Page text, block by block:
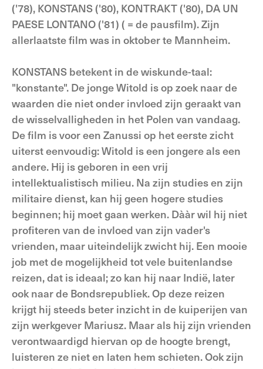
('78), KONSTANS ('80), KONTRAKT ('80), DA UN
PAESE LONTANO ('81) ( = de pausfilm). Zijn
allerlaatste film was in oktober te Mannheim.
KONSTANS betekent in de wiskunde-taal:
"konstante". De jonge Witold is op zoek naar de
waarden die niet onder invloed zijn geraakt van
de wisselvalligheden in het Polen van vandaag.
De film is voor een Zanussi op het eerste zicht
uiterst eenvoudig: Witold is een jongere als een
andere. Hij is geboren in een vrij
intellektualistisch milieu. Na zijn studies en zijn
militaire dienst, kan hij geen hogere studies
beginnen; hij moet gaan werken. Dààr wil hij niet
profiteren van de invloed van zijn vader's
vrienden, maar uiteindelijk zwicht hij. Een mooie
job met de mogelijkheid tot vele buitenlandse
reizen, dat is ideaal; zo kan hij naar Indië, later
ook naar de Bondsrepubliek. Op deze reizen
krijgt hij steeds beter inzicht in de kuiperijen van
zijn werkgever Mariusz. Maar als hij zijn vrienden
verontwaardigd hiervan op de hoogte brengt,
luisteren ze niet en laten hem schieten. Ook zijn